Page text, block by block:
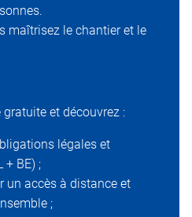
maîtrisez le chantier et le
et découvrez :
légales et
+ BE) ;
un accès à distance et
;